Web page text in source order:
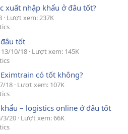
xuất nhập khẩu ở đâu tốt?
Lượt xem: 237K
tốt
13/10/18 Lượt xem: 145K
có tốt không?
18 Lượt xem: 107K
– logistics online ở đâu tốt
3/20 Lượt xem: 66K